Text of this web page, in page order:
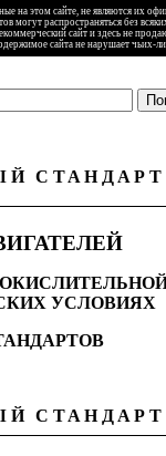
на этом сайте, не являются их
могут распространяться без
сайт и здесь не
сайта не нарушает чьих-
СТАНДАРТ
УСЛОВИЯХ
СТАНДАРТ